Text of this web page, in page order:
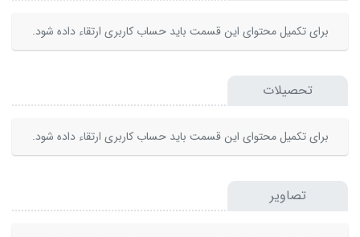
برای تکمیل محتوای این قسمت باید حساب کاربری ارتقاء داده شود.
تحصیلات
برای تکمیل محتوای این قسمت باید حساب کاربری ارتقاء داده شود.
تصاویر